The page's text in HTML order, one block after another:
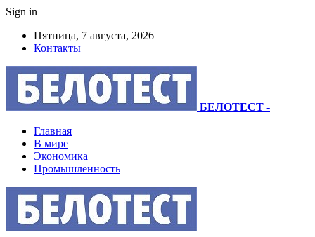
Sign in
Пятница, 7 августа, 2026
Контакты
БЕЛОТЕСТ -
Главная
В мире
Экономика
Промышленность